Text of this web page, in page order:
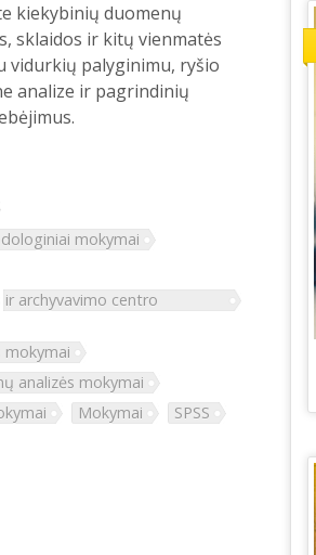
kiekybinių duomenų
sklaidos ir kitų vienmatės
vidurkių palyginimu, ryšio
analize ir pagrindinių
mokymai
ir archyvavimo centro
mokymai
analizės mokymai
Mokymai SPSS